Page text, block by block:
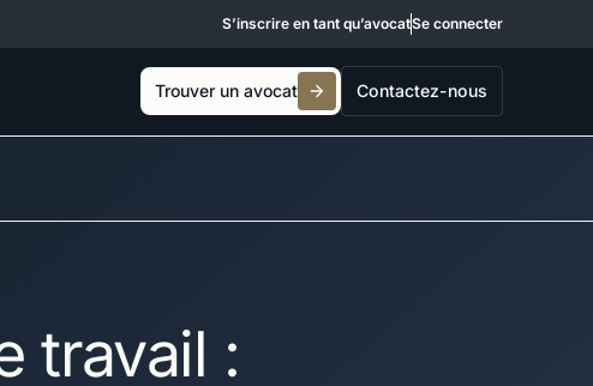
S’inscrire en tant qu’avocatSe connecter
Trouver un avocat Contactez-nous
travail :